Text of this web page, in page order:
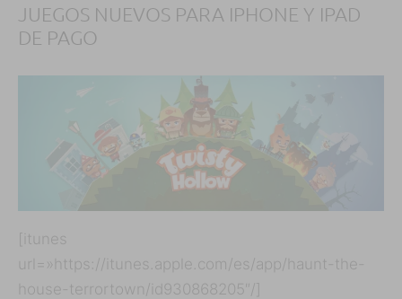
JUEGOS NUEVOS PARA IPHONE Y IPAD
DE PAGO
[itunes
url=»https://itunes.apple.com/es/app/haunt-the-
house-terrortown/id930868205″/]